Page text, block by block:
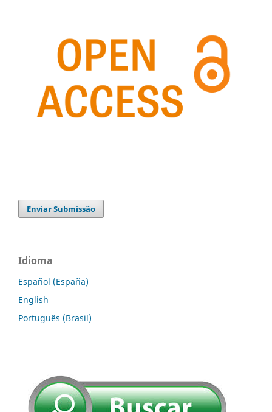
Enviar Submissão
Idioma
Español (España)
English
Português (Brasil)